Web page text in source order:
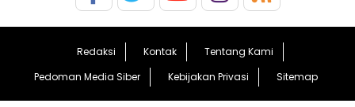
Redaksi Kontak
Tentang Kami
Pedoman Media Siber
Kebijakan Privasi Sitemap